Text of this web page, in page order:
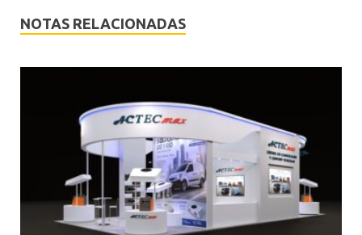
NOTAS RELACIONADAS